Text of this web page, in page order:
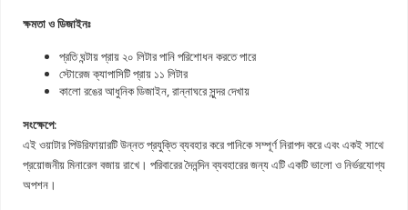
ক্ষমতা ও ডিজাইনঃ
প্রতি ঘন্টায় প্রায় ২০ লিটার পানি পরিশোধন করতে পারে
স্টোরেজ ক্যাপাসিটি প্রায় ১১ লিটার
কালো রঙের আধুনিক ডিজাইন, রান্নাঘরে সুন্দর দেখায়
সংক্ষেপে:
এই ওয়াটার পিউরিফায়ারটি উন্নত প্রযুক্তি ব্যবহার করে পানিকে সম্পূর্ণ নিরাপদ করে এবং একই সাথে
প্রয়োজনীয় মিনারেল বজায় রাখে। পরিবারের দৈনন্দিন ব্যবহারের জন্য এটি একটি ভালো ও নির্ভরযোগ্য
অপশন।